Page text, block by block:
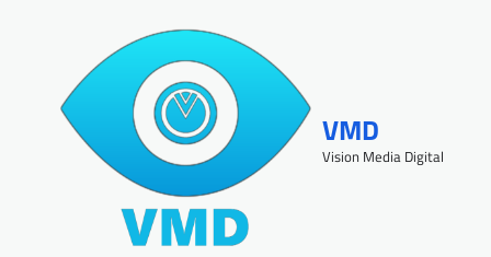
VMD
Vision Media Digital